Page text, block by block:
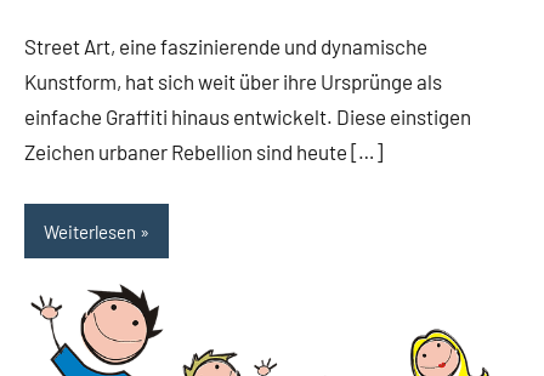
Street Art, eine faszinierende und dynamische
Kunstform, hat sich weit über ihre Ursprünge als
einfache Graffiti hinaus entwickelt. Diese einstigen
Zeichen urbaner Rebellion sind heute […]
Weiterlesen